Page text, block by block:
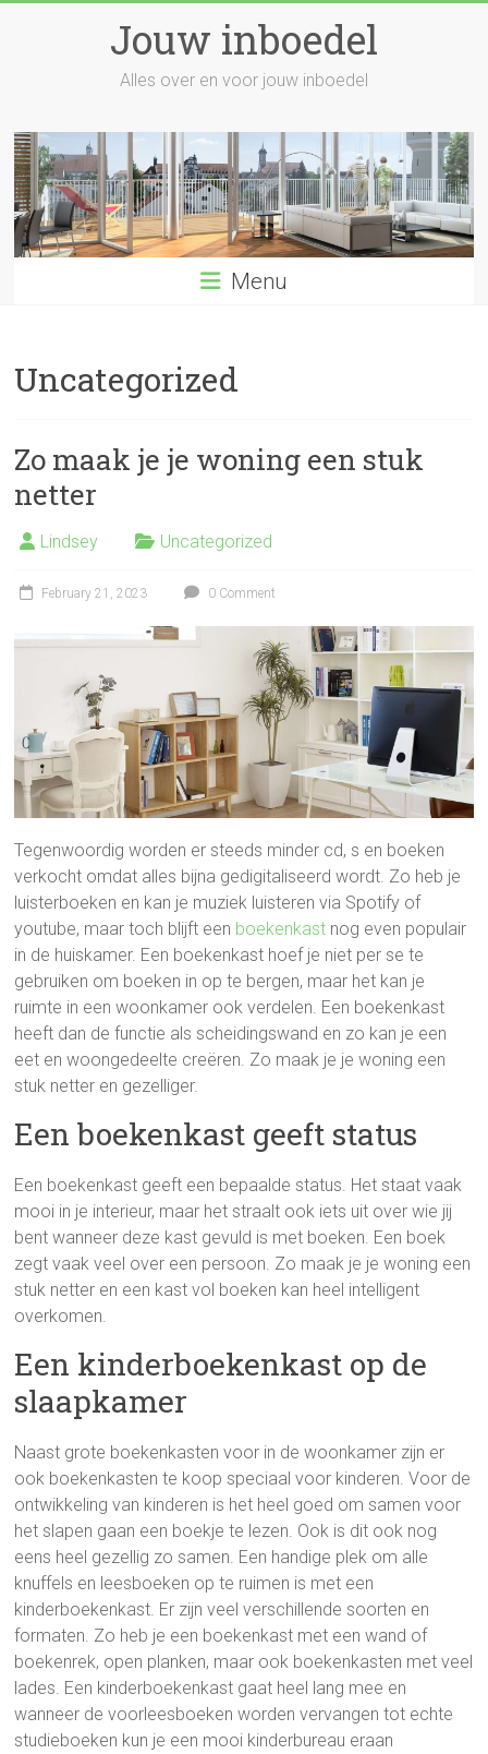
Jouw inboedel
Alles over en voor jouw inboedel
Menu
Uncategorized
Zo maak je je woning een stuk
netter
Lindsey Uncategorized
February 21, 2023 0 Comment
Tegenwoordig worden er steeds minder cd, s en boeken
verkocht omdat alles bijna gedigitaliseerd wordt. Zo heb je
luisterboeken en kan je muziek luisteren via Spotify of
youtube, maar toch blijft een boekenkast nog even populair
in de huiskamer. Een boekenkast hoef je niet per se te
gebruiken om boeken in op te bergen, maar het kan je
ruimte in een woonkamer ook verdelen. Een boekenkast
heeft dan de functie als scheidingswand en zo kan je een
eet en woongedeelte creëren. Zo maak je je woning een
stuk netter en gezelliger.
Een boekenkast geeft status
Een boekenkast geeft een bepaalde status. Het staat vaak
mooi in je interieur, maar het straalt ook iets uit over wie jij
bent wanneer deze kast gevuld is met boeken. Een boek
zegt vaak veel over een persoon. Zo maak je je woning een
stuk netter en een kast vol boeken kan heel intelligent
overkomen.
Een kinderboekenkast op de
slaapkamer
Naast grote boekenkasten voor in de woonkamer zijn er
ook boekenkasten te koop speciaal voor kinderen. Voor de
ontwikkeling van kinderen is het heel goed om samen voor
het slapen gaan een boekje te lezen. Ook is dit ook nog
eens heel gezellig zo samen. Een handige plek om alle
knuffels en leesboeken op te ruimen is met een
kinderboekenkast. Er zijn veel verschillende soorten en
formaten. Zo heb je een boekenkast met een wand of
boekenrek, open planken, maar ook boekenkasten met veel
lades. Een kinderboekenkast gaat heel lang mee en
wanneer de voorleesboeken worden vervangen tot echte
studieboeken kun je een mooi kinderbureau eraan